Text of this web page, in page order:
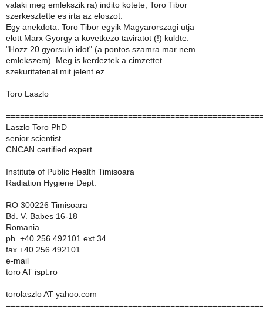
valaki meg emlekszik ra) indito kotete, Toro Tibor
szerkesztette es irta az eloszot.
Egy anekdota: Toro Tibor egyik Magyarorszagi utja
elott Marx Gyorgy a kovetkezo taviratot (!) kuldte:
"Hozz 20 gyorsulo idot" (a pontos szamra mar nem
emlekszem). Meg is kerdeztek a cimzettet
szekuritatenal mit jelent ez.
Toro Laszlo
Laszlo Toro PhD
senior scientist
CNCAN certified expert
Institute of Public Health Timisoara
Radiation Hygiene Dept.
RO 300226 Timisoara
Bd. V. Babes 16-18
Romania
ph. +40 256 492101 ext 34
fax +40 256 492101
e-mail
toro AT ispt.ro
torolaszlo AT yahoo.com